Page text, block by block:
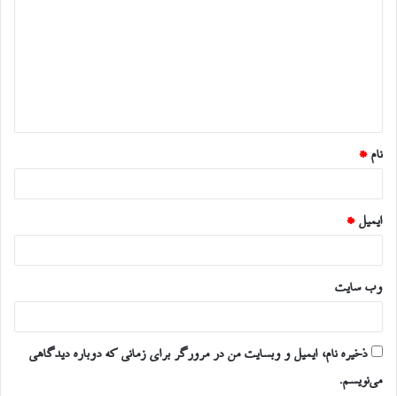
*
نام *
ایمیل *
وب‌ سایت
ذخیره نام، ایمیل و وبسایت من در مرورگر برای زمانی که دوباره دیدگاهی
می‌نویسم.